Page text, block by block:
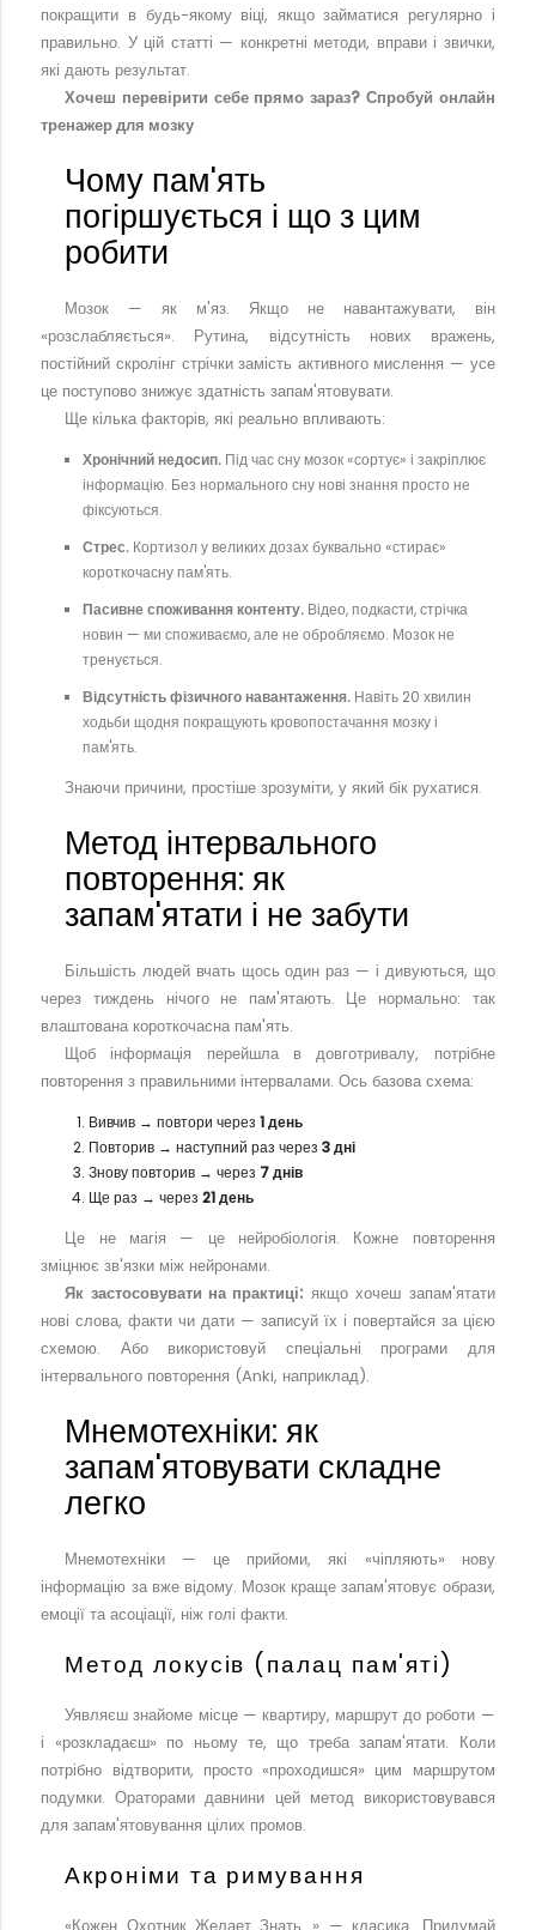
покращити в будь-якому віці, якщо займатися регулярно і
правильно. У цій статті — конкретні методи, вправи і звички,
які дають результат.
Хочеш перевірити себе прямо зараз? Спробуй онлайн
тренажер для мозку
Чому пам'ять
погіршується і що з цим
робити
Мозок — як м'яз. Якщо не навантажувати, він
«розслабляється». Рутина, відсутність нових вражень,
постійний скролінг стрічки замість активного мислення — усе
це поступово знижує здатність запам'ятовувати.
Ще кілька факторів, які реально впливають:
Хронічний недосип. Під час сну мозок «сортує» і закріплює
інформацію. Без нормального сну нові знання просто не
фіксуються.
Стрес. Кортизол у великих дозах буквально «стирає»
короткочасну пам'ять.
Пасивне споживання контенту. Відео, подкасти, стрічка
новин — ми споживаємо, але не обробляємо. Мозок не
тренується.
Відсутність фізичного навантаження. Навіть 20 хвилин
ходьби щодня покращують кровопостачання мозку і
пам'ять.
Знаючи причини, простіше зрозуміти, у який бік рухатися.
Метод інтервального
повторення: як
запам'ятати і не забути
Більшість людей вчать щось один раз — і дивуються, що
через тиждень нічого не пам'ятають. Це нормально: так
влаштована короткочасна пам'ять.
Щоб інформація перейшла в довготривалу, потрібне
повторення з правильними інтервалами. Ось базова схема:
Вивчив → повтори через1 день
Повторив → наступний раз через3 дні
Знову повторив → через 7 днів
Ще раз → через21 день
Це не магія — це нейробіологія. Кожне повторення
зміцнює зв'язки між нейронами.
Як застосовувати на практиці: якщо хочеш запам'ятати
нові слова, факти чи дати — записуй їх і повертайся за цією
схемою. Або використовуй спеціальні програми для
інтервального повторення (Anki, наприклад).
Мнемотехніки: як
запам'ятовувати складне
легко
Мнемотехніки — це прийоми, які «чіпляють» нову
інформацію за вже відому. Мозок краще запам'ятовує образи,
емоції та асоціації, ніж голі факти.
Метод локусів (палац пам'яті)
Уявляєш знайоме місце — квартиру, маршрут до роботи —
і «розкладаєш» по ньому те, що треба запам'ятати. Коли
потрібно відтворити, просто «проходишся» цим маршрутом
подумки. Ораторами давнини цей метод використовувався
для запам'ятовування цілих промов.
Акроніми та римування